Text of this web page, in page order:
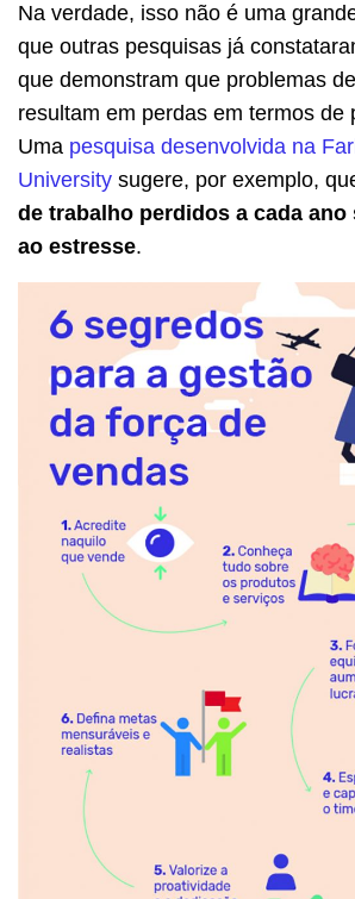
Na verdade, isso não é uma
que outras pesquisas já
que demonstram que problemas
resultam em perdas em termos de
Uma pesquisa desenvolvida na
University sugere, por exemplo,
de trabalho perdidos a cada
ao estresse.